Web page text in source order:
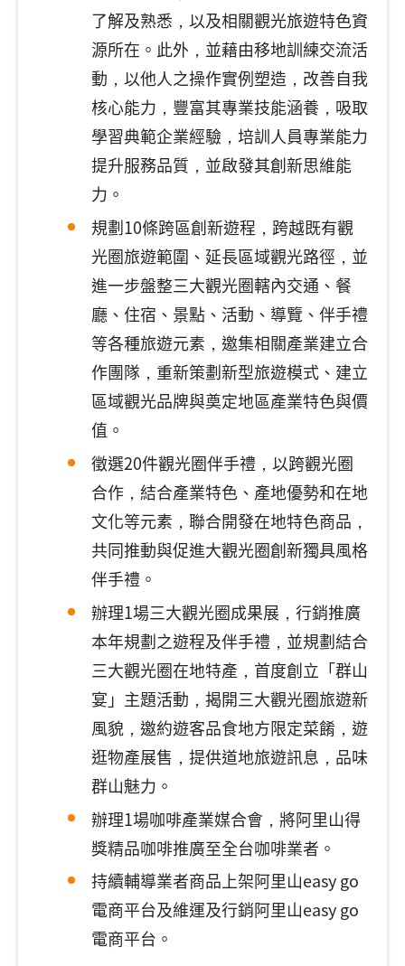
了解及熟悉，以及相關觀光旅遊特色資
源所在。此外，並藉由移地訓練交流活
動，以他人之操作實例塑造，改善自我
核心能力，豐富其專業技能涵養，吸取
學習典範企業經驗，培訓人員專業能力
提升服務品質，並啟發其創新思維能
力。
規劃10條跨區創新遊程，跨越既有觀
光圈旅遊範圍、延長區域觀光路徑，並
進一步盤整三大觀光圈轄內交通、餐
廳、住宿、景點、活動、導覽、伴手禮
等各種旅遊元素，邀集相關產業建立合
作團隊，重新策劃新型旅遊模式、建立
區域觀光品牌與奠定地區產業特色與價
值。
徵選20件觀光圈伴手禮，以跨觀光圈
合作，結合產業特色、產地優勢和在地
文化等元素，聯合開發在地特色商品，
共同推動與促進大觀光圈創新獨具風格
伴手禮。
辦理1場三大觀光圈成果展，行銷推廣
本年規劃之遊程及伴手禮，並規劃結合
三大觀光圈在地特產，首度創立「群山
宴」主題活動，揭開三大觀光圈旅遊新
風貌，邀約遊客品食地方限定菜餚，遊
逛物產展售，提供道地旅遊訊息，品味
群山魅力。
辦理1場咖啡產業媒合會，將阿里山得
獎精品咖啡推廣至全台咖啡業者。
持續輔導業者商品上架阿里山easy go
電商平台及維運及行銷阿里山easy go
電商平台。